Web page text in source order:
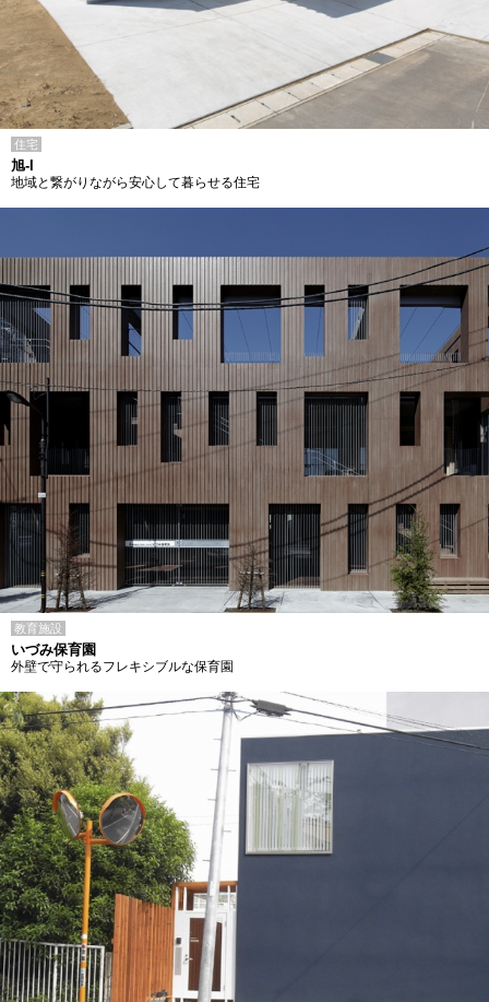
住宅
旭-I
地域と繋がりながら安心して暮らせる住宅
教育施設
いづみ保育園
外壁で守られるフレキシブルな保育園